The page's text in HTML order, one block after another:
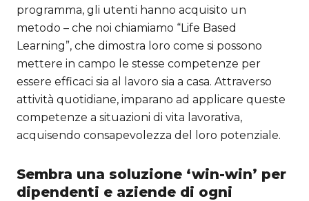
programma, gli utenti hanno acquisito un
metodo – che noi chiamiamo “Life Based
Learning”, che dimostra loro come si possono
mettere in campo le stesse competenze per
essere efficaci sia al lavoro sia a casa. Attraverso
attività quotidiane, imparano ad applicare queste
competenze a situazioni di vita lavorativa,
acquisendo consapevolezza del loro potenziale.
Sembra una soluzione ‘win-win’ per
dipendenti e aziende di ogni